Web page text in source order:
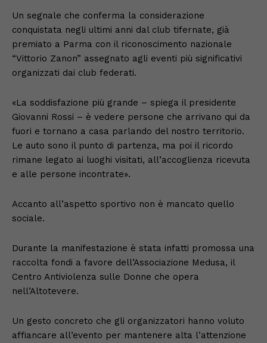
Un segnale che conferma la considerazione
conquistata negli ultimi anni dal club tifernate, già
premiato a Parma con il riconoscimento nazionale
“Vittorio Zanon” assegnato agli eventi più significativi
organizzati dai club federati.
«La soddisfazione più grande – spiega il presidente
Giovanni Rossi – è vedere persone che arrivano qui da
fuori e tornano a casa parlando del nostro territorio.
Le auto sono il punto di partenza, ma poi il ricordo
rimane legato ai luoghi visitati, all’accoglienza ricevuta
e alle persone incontrate».
Accanto all’aspetto sportivo non è mancato quello
sociale.
Durante la manifestazione è stata infatti promossa una
raccolta fondi a favore dell’Associazione Medusa, il
Centro Antiviolenza sulle Donne che opera
nell’Altotevere.
Un gesto concreto che gli organizzatori hanno voluto
affiancare all’evento per mantenere alta l’attenzione